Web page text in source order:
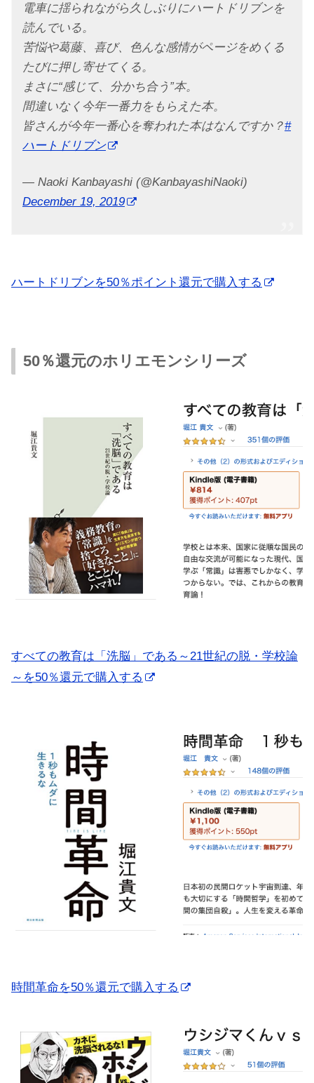
電車に揺られながら久しぶりにハートドリブンを
読んでいる。
苦悩や葛藤、喜び、色んな感情がページをめくる
たびに押し寄せてくる。
まさに“感じて、分かち合う”本。
間違いなく今年一番力をもらえた本。
皆さんが今年一番心を奪われた本はなんですか？#
ハートドリブン
— Naoki Kanbayashi (@KanbayashiNaoki)
December 19, 2019
ハートドリブンを50％ポイント還元で購入する
50％還元のホリエモンシリーズ
すべての教育は「洗脳」である～21世紀の脱・学校論
～を50％還元で購入する
時間革命を50％還元で購入する